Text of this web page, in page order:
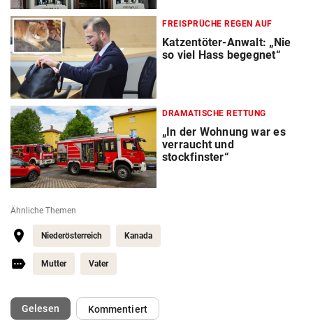
FREISPRÜCHE REGEN AUF
Katzentöter-Anwalt: „Nie
so viel Hass begegnet“
DRAMATISCHE RETTUNG
„In der Wohnung war es
verraucht und
stockfinster“
Ähnliche Themen
Niederösterreich Kanada
Mutter Vater
Gelesen(ausgewählt)Kommentiert